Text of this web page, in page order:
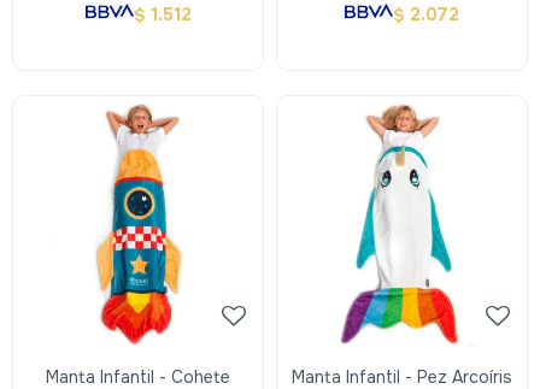
$ 1.512 $ 2.072
Manta Infantil - Cohete Manta Infantil - Pez Arcoíris